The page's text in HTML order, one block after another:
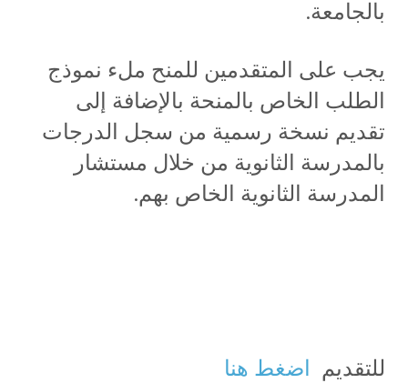
بالجامعة.
يجب على المتقدمين للمنح ملء نموذج
الطلب الخاص بالمنحة بالإضافة إلى
تقديم نسخة رسمية من سجل الدرجات
بالمدرسة الثانوية من خلال مستشار
المدرسة الثانوية الخاص بهم.
للتقديم اضغط هنا